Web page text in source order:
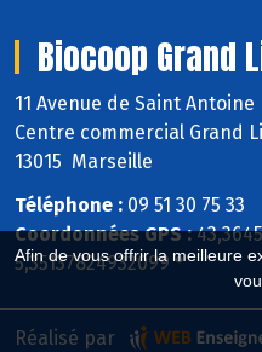
Afin de vous offrir la meilleure
Biocoop Grand
11 Avenue de Saint Antoine
Centre commercial Grand
13015 Marseille
Téléphone : 09 51 30 75 33
Coordonnées GPS :
5,35137824932099 °
Réalisé par